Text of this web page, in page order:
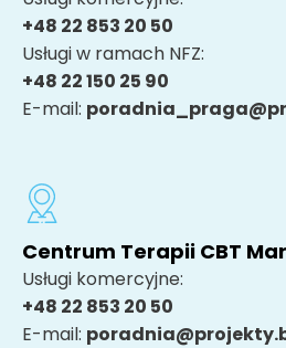
+48 22 853 20 50
Usługi w ramach NFZ:
+48 22 150 25 90
E-mail:
Centrum Terapii CBT
Usługi komercyjne:
+48 22 853 20 50
E-mail: